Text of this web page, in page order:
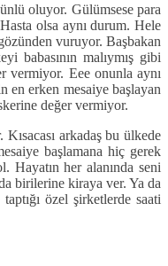
oluyor. Gülümsese para
olsa aynı durum. Hele
vuruyor. Başbakan
babasının malıymış gibi
vermiyor. Eee onunla aynı
en erken mesaiye başlayan
değer vermiyor.
arkadaş bu ülkede
başlamana hiç gerek
Hayatın her alanında seni
birilerine kiraya ver. Ya da
özel şirketlerde saati